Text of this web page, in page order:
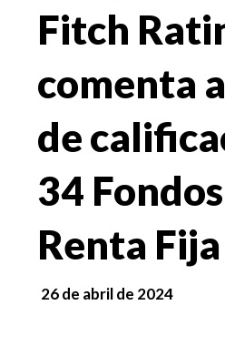
Fitch
comenta
de
34
Renta Fija
26 de abril de 2024